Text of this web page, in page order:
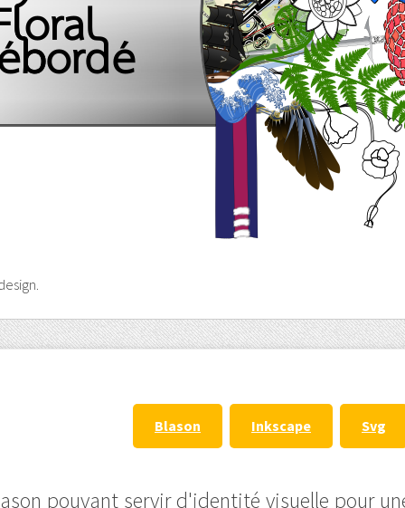
Svg
Inkscape
Blason
pouvant servir d'identité visuelle pour